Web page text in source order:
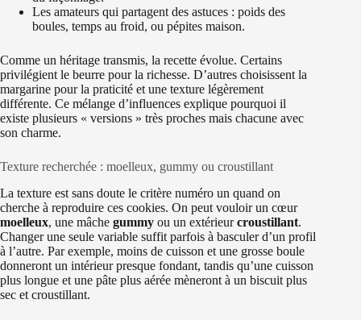
Les amateurs qui partagent des astuces : poids des
boules, temps au froid, ou pépites maison.
Comme un héritage transmis, la recette évolue. Certains
privilégient le beurre pour la richesse. D’autres choisissent la
margarine pour la praticité et une texture légèrement
différente. Ce mélange d’influences explique pourquoi il
existe plusieurs « versions » très proches mais chacune avec
son charme.
Texture recherchée : moelleux, gummy ou croustillant
La texture est sans doute le critère numéro un quand on
cherche à reproduire ces cookies. On peut vouloir un cœur
moelleux, une mâche gummy ou un extérieurcroustillant.
Changer une seule variable suffit parfois à basculer d’un profil
à l’autre. Par exemple, moins de cuisson et une grosse boule
donneront un intérieur presque fondant, tandis qu’une cuisson
plus longue et une pâte plus aérée mèneront à un biscuit plus
sec et croustillant.